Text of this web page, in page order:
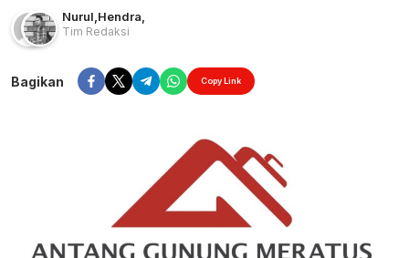
Nurul Hendra
Tim Redaksi
Bagikan Copy Link